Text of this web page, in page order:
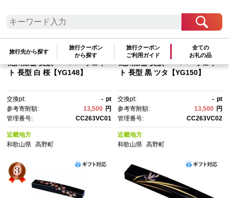
旅行先から探す
旅行クーポン
から探す
旅行クーポン
ご利用ガイド
全ての
お礼の品
紀州漆器 文鎮 ペーパーウェイ
ト 長型 白 桜【YG148】
交換pt: - pt
参考寄附額:
13,500 円
管理番号:
CC263VC01
近畿地方
和歌山県
高野町
紀州漆器 文鎮 ペーパーウェイ
ト 長型 黒 ツタ【YG150】
交換pt: - pt
参考寄附額:
13,500 円
管理番号:
CC263VC02
近畿地方
和歌山県 高野町